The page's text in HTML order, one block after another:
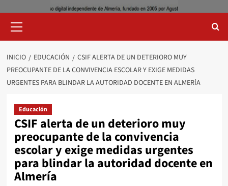
primario
INICIO EDUCACIÓN
CSIF ALERTA DE UN DETERIORO MUY
PREOCUPANTE DE LA CONVIVENCIA ESCOLAR Y EXIGE MEDIDAS
URGENTES PARA BLINDAR LA AUTORIDAD DOCENTE EN ALMERÍA
Educación
CSIF alerta de un deterioro muy
preocupante de la convivencia
escolar y exige medidas urgentes
para blindar la autoridad docente en
Almería